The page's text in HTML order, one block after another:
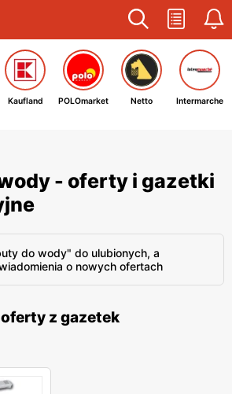
Kaufland POLOmarket Netto Intermarche
- oferty i gazetki
do wody" do ulubionych, a
o nowych ofertach
z gazetek